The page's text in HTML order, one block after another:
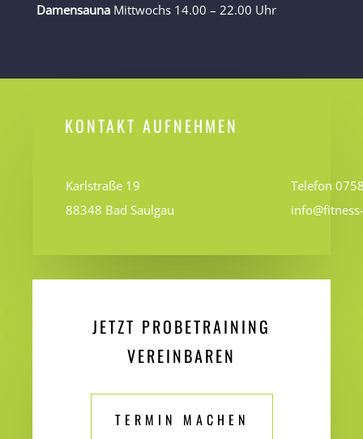
Damensauna Mittwochs 14.00 – 22.00 Uhr
KONTAKT AUFNEHMEN
Karlstraße 19
88348 Bad Saulgau
Telefon
JETZT PROBETRAINING
VEREINBAREN
TERMIN MACHEN